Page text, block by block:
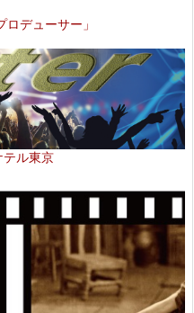
デューサー」
テル東京